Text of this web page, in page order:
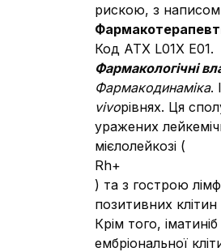
рискою, з написом
Код АТХ L01X Е01.
Фармакологiчнi
Фармакодинаміка.
vivoрівнях. Ця
уражених
мієлолейкозі (
Rh+
) та з гострою
позитивних
Крім того,
ембріональної